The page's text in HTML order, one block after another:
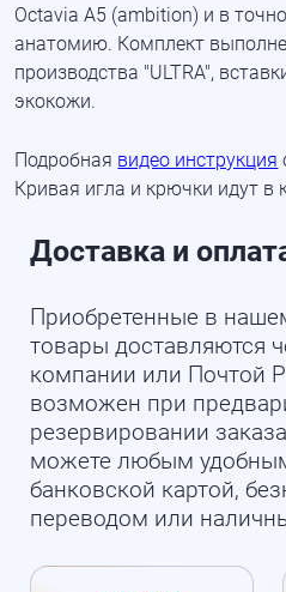
Octavia A5 (ambition) и в
анатомию. Комплект
производства "ULTRA",
экокожи.
Подробная видео инструкция
Кривая игла и крючки идут в
Доставка и
Приобретенные в
товары доставляются
компании или Почтой
возможен при
резервировании
можете любым
банковской картой,
переводом или